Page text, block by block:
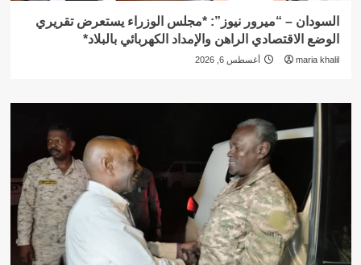
السودان – “ميرور نيوز”: *مجلس الوزراء يستعرض تقريري
الوضع الاقتصادي الراهن والإمداد الكهربائي بالبلاد*
maria khalil أغسطس 6, 2026